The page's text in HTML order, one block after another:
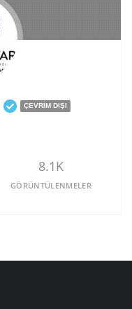
ÇEVRIM DIŞI
8.1K
GÖRÜNTÜLENMELER